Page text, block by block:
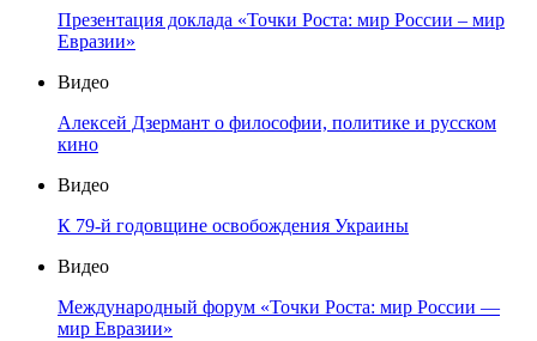
Презентация доклада «Точки Роста: мир России – мир
Евразии»
Видео
Алексей Дзермант о философии, политике и русском
кино
Видео
К 79-й годовщине освобождения Украины
Видео
Международный форум «Точки Роста: мир России —
мир Евразии»